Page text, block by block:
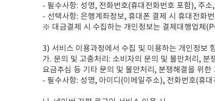
- 필수사항: 성명, 전화번호(휴대전화번호 포함), 주소
- 선택사항: 은행계좌정보, 휴대폰 결제 시 휴대전화
※ 대금결제 시 수집하는 개인정보는 결제대행업체
3) 서비스 이용과정에서 수집 및 이용하는 개인정보
가. 문의 및 고충처리: 소비자의 문의 및 불만처리,
요금추심 등 기타 문의 및 불만처리, 분쟁해결을 위
- 필수사항: 성명, 아이디(이메일주소), 전화번호(휴